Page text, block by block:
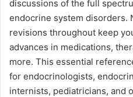
discussions of the full
endocrine system disorders.
revisions throughout keep
advances in medications,
more. This essential
for endocrinologists,
internists, pediatricians, and